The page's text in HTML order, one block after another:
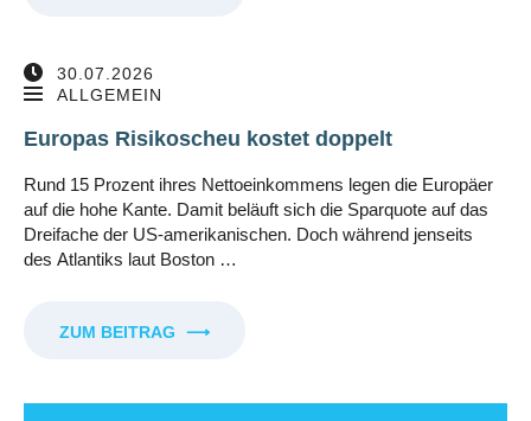
30.07.2026
ALLGEMEIN
Europas Risikoscheu kostet doppelt
Rund 15 Prozent ihres Nettoeinkommens legen die Europäer
auf die hohe Kante. Damit beläuft sich die Sparquote auf das
Dreifache der US-amerikanischen. Doch während jenseits
des Atlantiks laut Boston …
ZUM BEITRAG ⟶